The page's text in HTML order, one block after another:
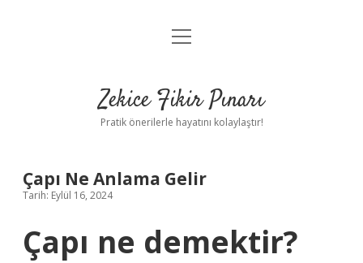
Anasayfa
Yasal Uyarı
menüyü
Zekice Fikir Pınarı
Pratik önerilerle hayatını kolaylaştır!
Çapı Ne Anlama Gelir
Tarih: Eylül 16, 2024
Çapı ne demektir?